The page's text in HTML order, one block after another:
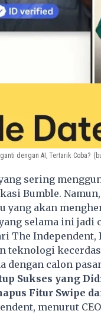
dengan AI, Tertarik Coba?
sering
Bumble.
yang akan
selama ini
The
teknologi
dengan calon
Sukses yang
Fitur Swipe
menurut